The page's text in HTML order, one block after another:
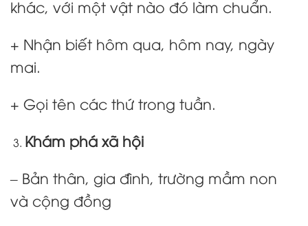
khác, với một vật nào đó làm chuẩn.
+ Nhận biết hôm qua, hôm nay, ngày
mai.
+ Gọi tên các thứ trong tuần.
Khám phá xã hội
– Bản thân, gia đình, trường mầm non
và cộng đồng